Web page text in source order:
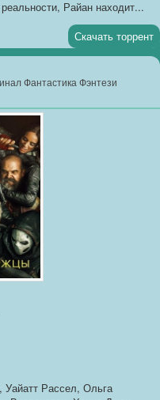
Райан находит...
Скачать торрент
Фантастика Фэнтези
Рассел, Ольга